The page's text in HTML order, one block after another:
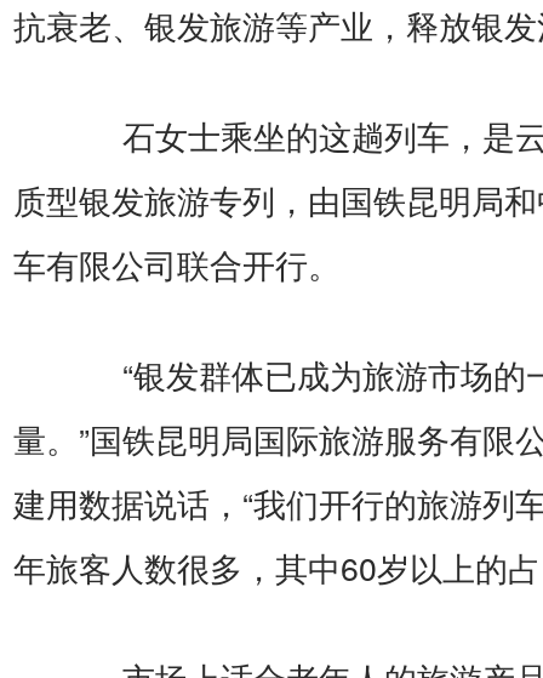
抗衰老、银发旅游等产业，释放银
石女士乘坐的这趟列车，是
质型银发旅游专列，由国铁昆明局
车有限公司联合开行。
“银发群体已成为旅游市场的
量。”国铁昆明局国际旅游服务有限
建用数据说话，“我们开行的旅游列
年旅客人数很多，其中60岁以上的